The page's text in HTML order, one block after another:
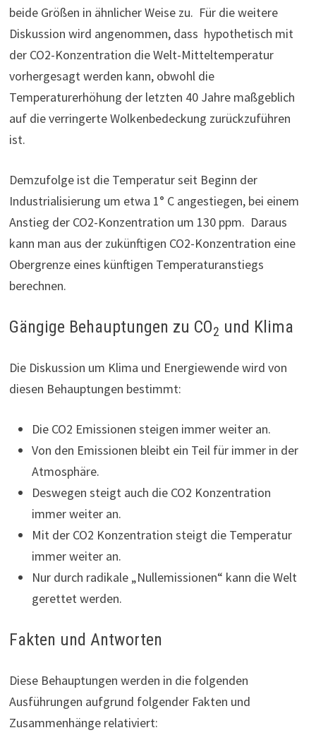
beide Größen in ähnlicher Weise zu. Für die weitere
Diskussion wird angenommen, dass hypothetisch mit
der CO2-Konzentration die Welt-Mitteltemperatur
vorhergesagt werden kann, obwohl die
Temperaturerhöhung der letzten 40 Jahre maßgeblich
auf die verringerte Wolkenbedeckung zurückzuführen
ist.
Demzufolge ist die Temperatur seit Beginn der
Industrialisierung um etwa 1° C angestiegen, bei einem
Anstieg der CO2-Konzentration um 130 ppm. Daraus
kann man aus der zukünftigen CO2-Konzentration eine
Obergrenze eines künftigen Temperaturanstiegs
berechnen.
Gängige Behauptungen zu CO2 und Klima
Die Diskussion um Klima und Energiewende wird von
diesen Behauptungen bestimmt:
Die CO2 Emissionen steigen immer weiter an.
Von den Emissionen bleibt ein Teil für immer in der
Atmosphäre.
Deswegen steigt auch die CO2 Konzentration
immer weiter an.
Mit der CO2 Konzentration steigt die Temperatur
immer weiter an.
Nur durch radikale „Nullemissionen“ kann die Welt
gerettet werden.
Fakten und Antworten
Diese Behauptungen werden in die folgenden
Ausführungen aufgrund folgender Fakten und
Zusammenhänge relativiert: